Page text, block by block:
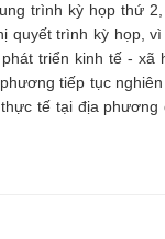
trình kỳ họp thứ
quyết trình kỳ họp,
triển kinh tế - xã
tiếp tục
tế tại địa phương